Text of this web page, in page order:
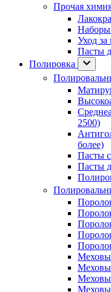
Прочая
Наборы
Уход
Пасты
Полировка
2500)
более)
Пасты
Пасты